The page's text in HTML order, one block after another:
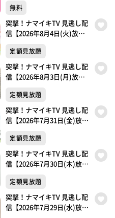
駅】
無料
突撃！ナマイキTV 見逃し配
信【2026年8月4日(火)放送
定額見放題
突撃！ナマイキTV 見逃し配
信【2026年8月3日(月)放送
定額見放題
突撃！ナマイキTV 見逃し配
信【2026年7月31日(金)放送
定額見放題
突撃！ナマイキTV 見逃し配
信【2026年7月30日(木)放送
定額見放題
突撃！ナマイキTV 見逃し配
信【2026年7月29日(水)放送